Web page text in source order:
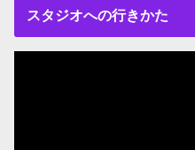
スタジオへの行きかた